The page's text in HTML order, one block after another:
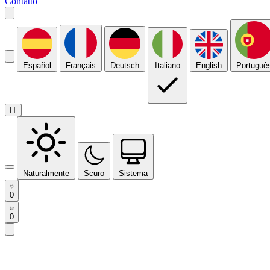
Español Français Deutsch Italiano English
IT
Naturalmente Scuro Sistema
0
0